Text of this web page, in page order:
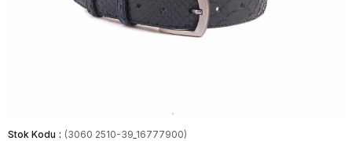
Stok Kodu (3060 2510-39_16777900)